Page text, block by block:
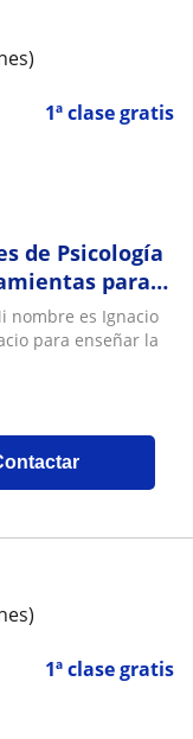
1ª clase gratis
de Psicología
para
nombre es Ignacio
para enseñar la
1ª clase gratis